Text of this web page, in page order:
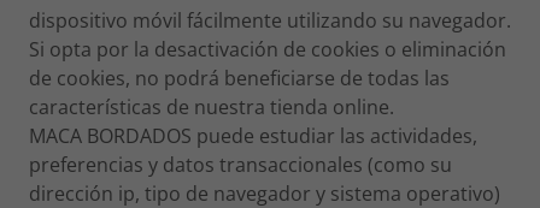
dispositivo móvil fácilmente utilizando su navegador.
Si opta por la desactivación de cookies o eliminación
de cookies, no podrá beneficiarse de todas las
características de nuestra tienda online.
MACA BORDADOS puede estudiar las actividades,
preferencias y datos transaccionales (como su
dirección ip, tipo de navegador y sistema operativo)